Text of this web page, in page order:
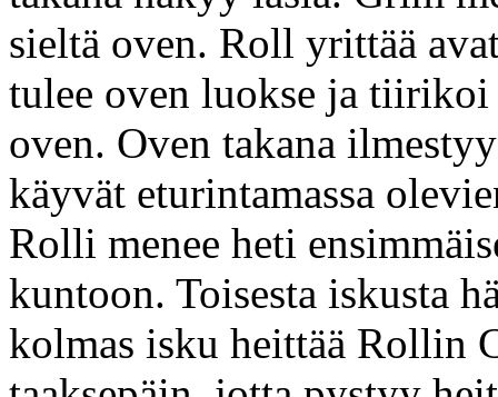
sieltä oven. Roll yrittää
tulee oven luokse ja
oven. Oven takana
käyvät eturintamassa
Rolli menee heti
kuntoon. Toisesta iskusta
kolmas isku heittää Rollin